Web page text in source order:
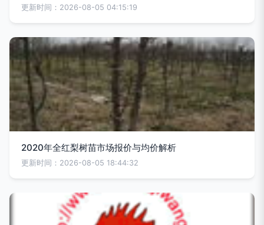
更新时间：2026-08-05 04:15:19
2020年全红梨树苗市场报价与均价解析
更新时间：2026-08-05 18:44:32